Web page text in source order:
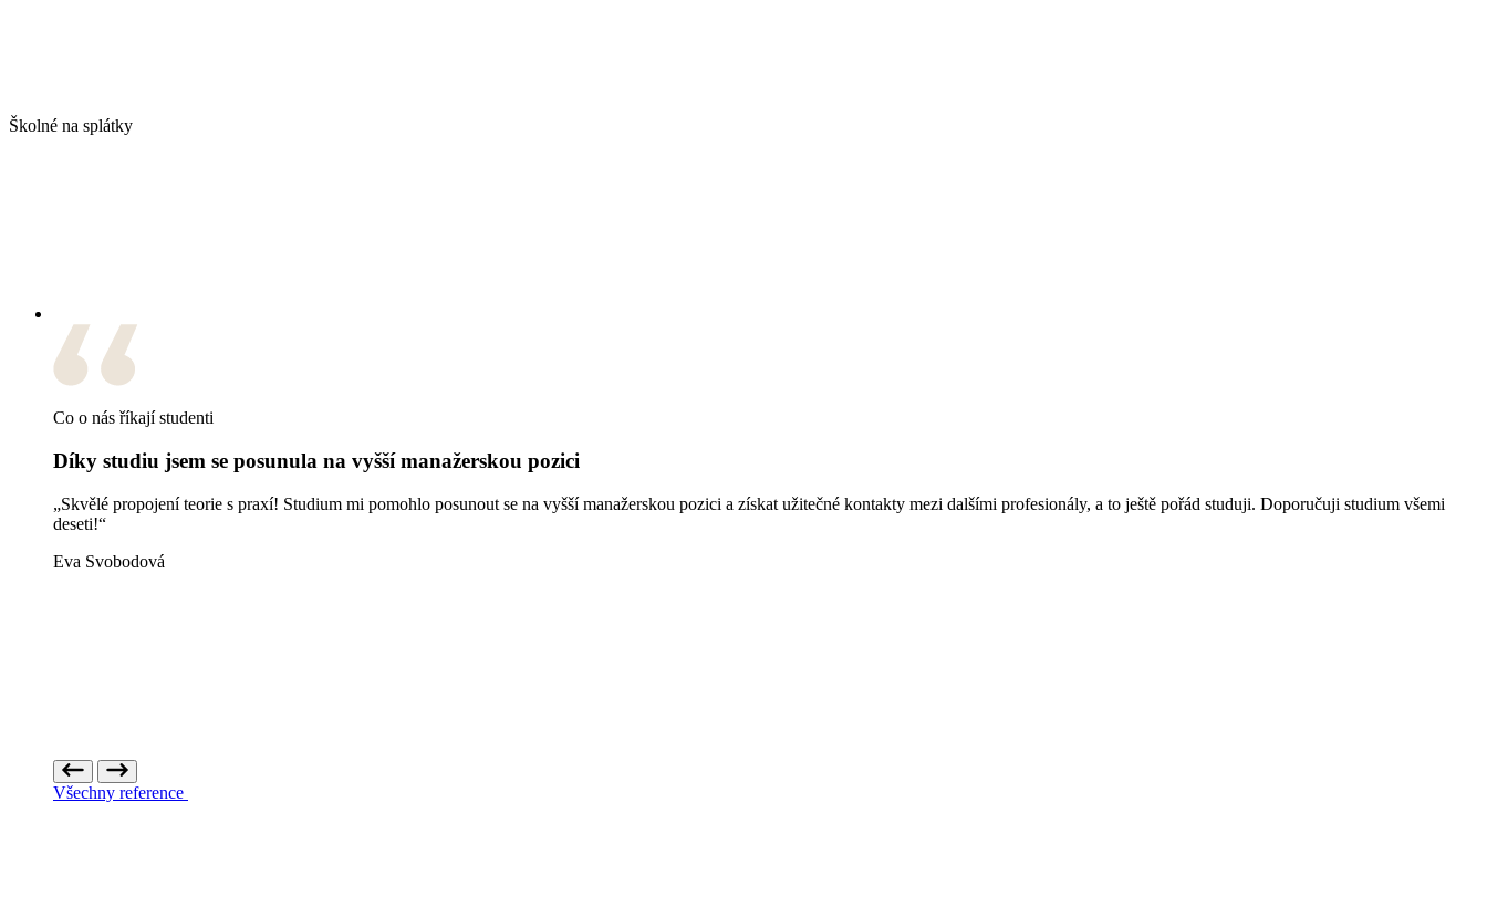
Školné na splátky
Co o nás říkají studenti
Díky studiu jsem se posunula na vyšší manažerskou pozici
„Skvělé propojení teorie s praxí! Studium mi pomohlo posunout se na vyšší manažerskou pozici a získat užitečné kontakty mezi dalšími profesionály, a to ještě pořád studuji. Doporučuji studium všemi
deseti!“
Eva Svobodová
Všechny reference